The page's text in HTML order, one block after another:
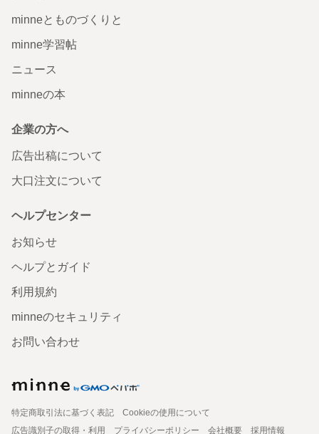
minneとものづくりと
minne学習帖
ニュース
minneの本
企業の方へ
広告出稿について
大口注文について
ヘルプセンター
お知らせ
ヘルプとガイド
利用規約
minneのセキュリティ
お問い合わせ
特定商取引法に基づく表記
Cookieの使用について
広告識別子の取得・利用
プライバシーポリシー 会社概要
採用情報